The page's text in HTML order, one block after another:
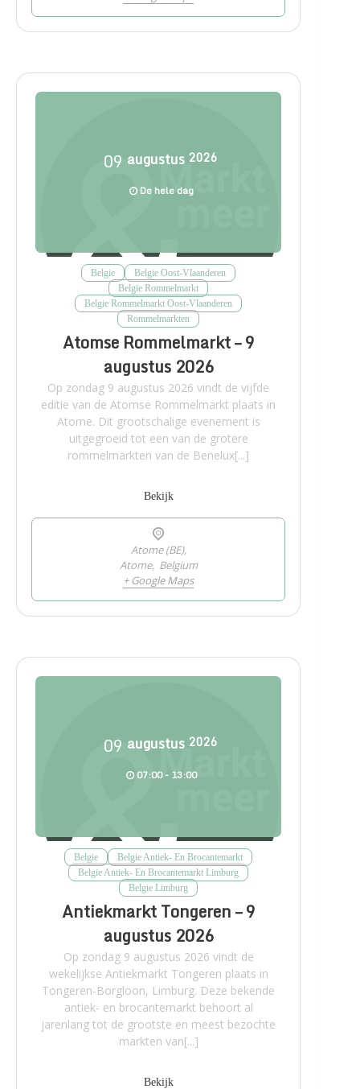
09 augustus 2026
De hele dag
Belgie
Belgie Oost-Vlaanderen
Belgie Rommelmarkt
Belgie Rommelmarkt Oost-Vlaanderen
Rommelmarkten
Atomse Rommelmarkt – 9
augustus 2026
Op zondag 9 augustus 2026 vindt de vijfde
editie van de Atomse Rommelmarkt plaats in
Atome. Dit grootschalige evenement is
uitgegroeid tot een van de grotere
rommelmarkten van de Benelux[...]
Bekijk
Atome (BE),
Atome, Belgium
+ Google Maps
09 augustus 2026
07:00 - 13:00
Belgie
Belgie Antiek- En Brocantemarkt
Belgie Antiek- En Brocantemarkt Limburg
Belgie Limburg
Antiekmarkt Tongeren – 9
augustus 2026
Op zondag 9 augustus 2026 vindt de
wekelijkse Antiekmarkt Tongeren plaats in
Tongeren-Borgloon, Limburg. Deze bekende
antiek- en brocantemarkt behoort al
jarenlang tot de grootste en meest bezochte
markten van[...]
Bekijk